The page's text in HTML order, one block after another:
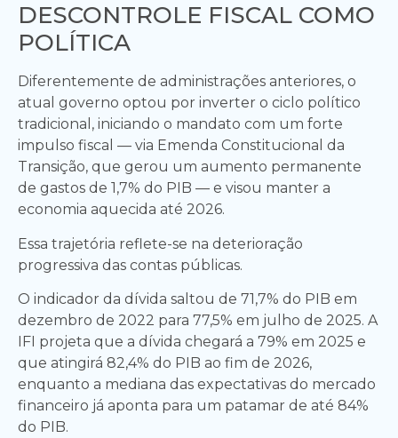
DESCONTROLE FISCAL COMO
POLÍTICA
Diferentemente de administrações anteriores, o
atual governo optou por inverter o ciclo político
tradicional, iniciando o mandato com um forte
impulso fiscal — via Emenda Constitucional da
Transição, que gerou um aumento permanente
de gastos de 1,7% do PIB — e visou manter a
economia aquecida até 2026.
Essa trajetória reflete-se na deterioração
progressiva das contas públicas.
O indicador da dívida saltou de 71,7% do PIB em
dezembro de 2022 para 77,5% em julho de 2025. A
IFI projeta que a dívida chegará a 79% em 2025 e
que atingirá 82,4% do PIB ao fim de 2026,
enquanto a mediana das expectativas do mercado
financeiro já aponta para um patamar de até 84%
do PIB.